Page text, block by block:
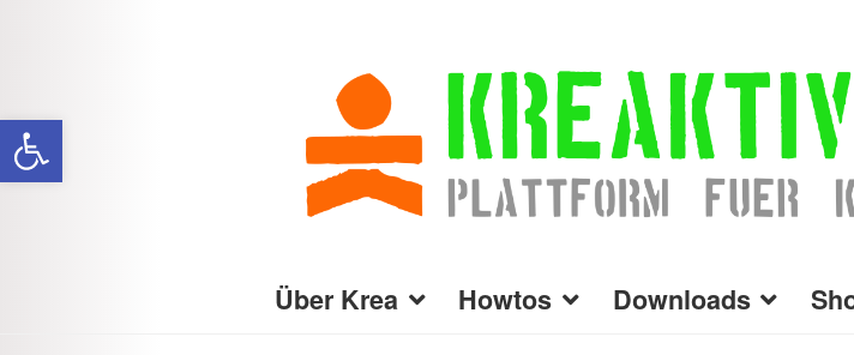
Werkzeugleiste öffnen
Navigation
springen
Inhalt
springen
Über Krea Howtos Downloads